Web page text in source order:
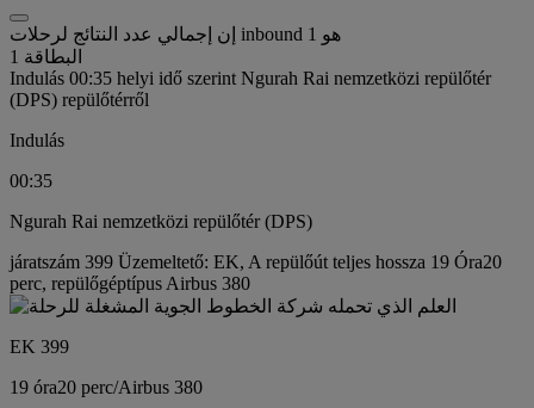
إن إجمالي عدد النتائج لرحلات inbound هو 1
البطاقة 1
Indulás 00:35 helyi idő szerint Ngurah Rai nemzetközi repülőtér
(DPS) repülőtérről
Indulás
00:35
Ngurah Rai nemzetközi repülőtér (DPS)
járatszám 399 Üzemeltető: EK, A repülőút teljes hossza 19 Óra20
perc, repülőgéptípus Airbus 380
EK 399
19 óra20 perc/Airbus 380